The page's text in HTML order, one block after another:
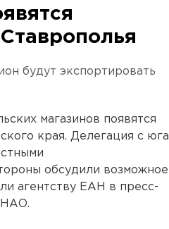
будут экспортировать
магазинов появятся
края. Делегация с юга
обсудили возможное
агентству ЕАН в пресс-